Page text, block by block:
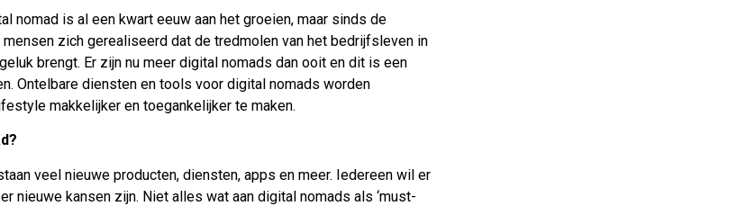
nomad is al een kwart eeuw aan het groeien, maar sinds de
zich gerealiseerd dat de tredmolen van het bedrijfsleven in
brengt. Er zijn nu meer digital nomads dan ooit en dit is een
Ontelbare diensten en tools voor digital nomads worden
makkelijker en toegankelijker te maken.
veel nieuwe producten, diensten, apps en meer. Iedereen wil er
nieuwe kansen zijn. Niet alles wat aan digital nomads als ‘must-